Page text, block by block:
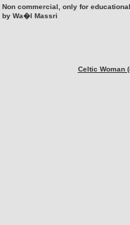
Non commercial, only for
by Wa�l Massri
Celtic Woman